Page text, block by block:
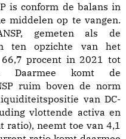
is conform de balans in
middelen op te vangen.
gemeten als de
ten opzichte van het
procent in 2021 tot
Daarmee komt de
ruim boven de norm
van DC-
vlottende activa en
ratio), neemt toe van 4,1